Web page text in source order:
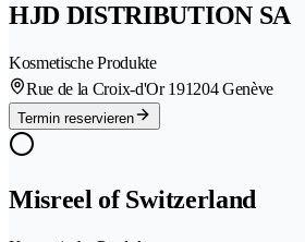
HJD DISTRIBUTION SA
Kosmetische Produkte
Rue de la Croix-d'Or 191204 Genève
Termin reservieren
Misreel of Switzerland